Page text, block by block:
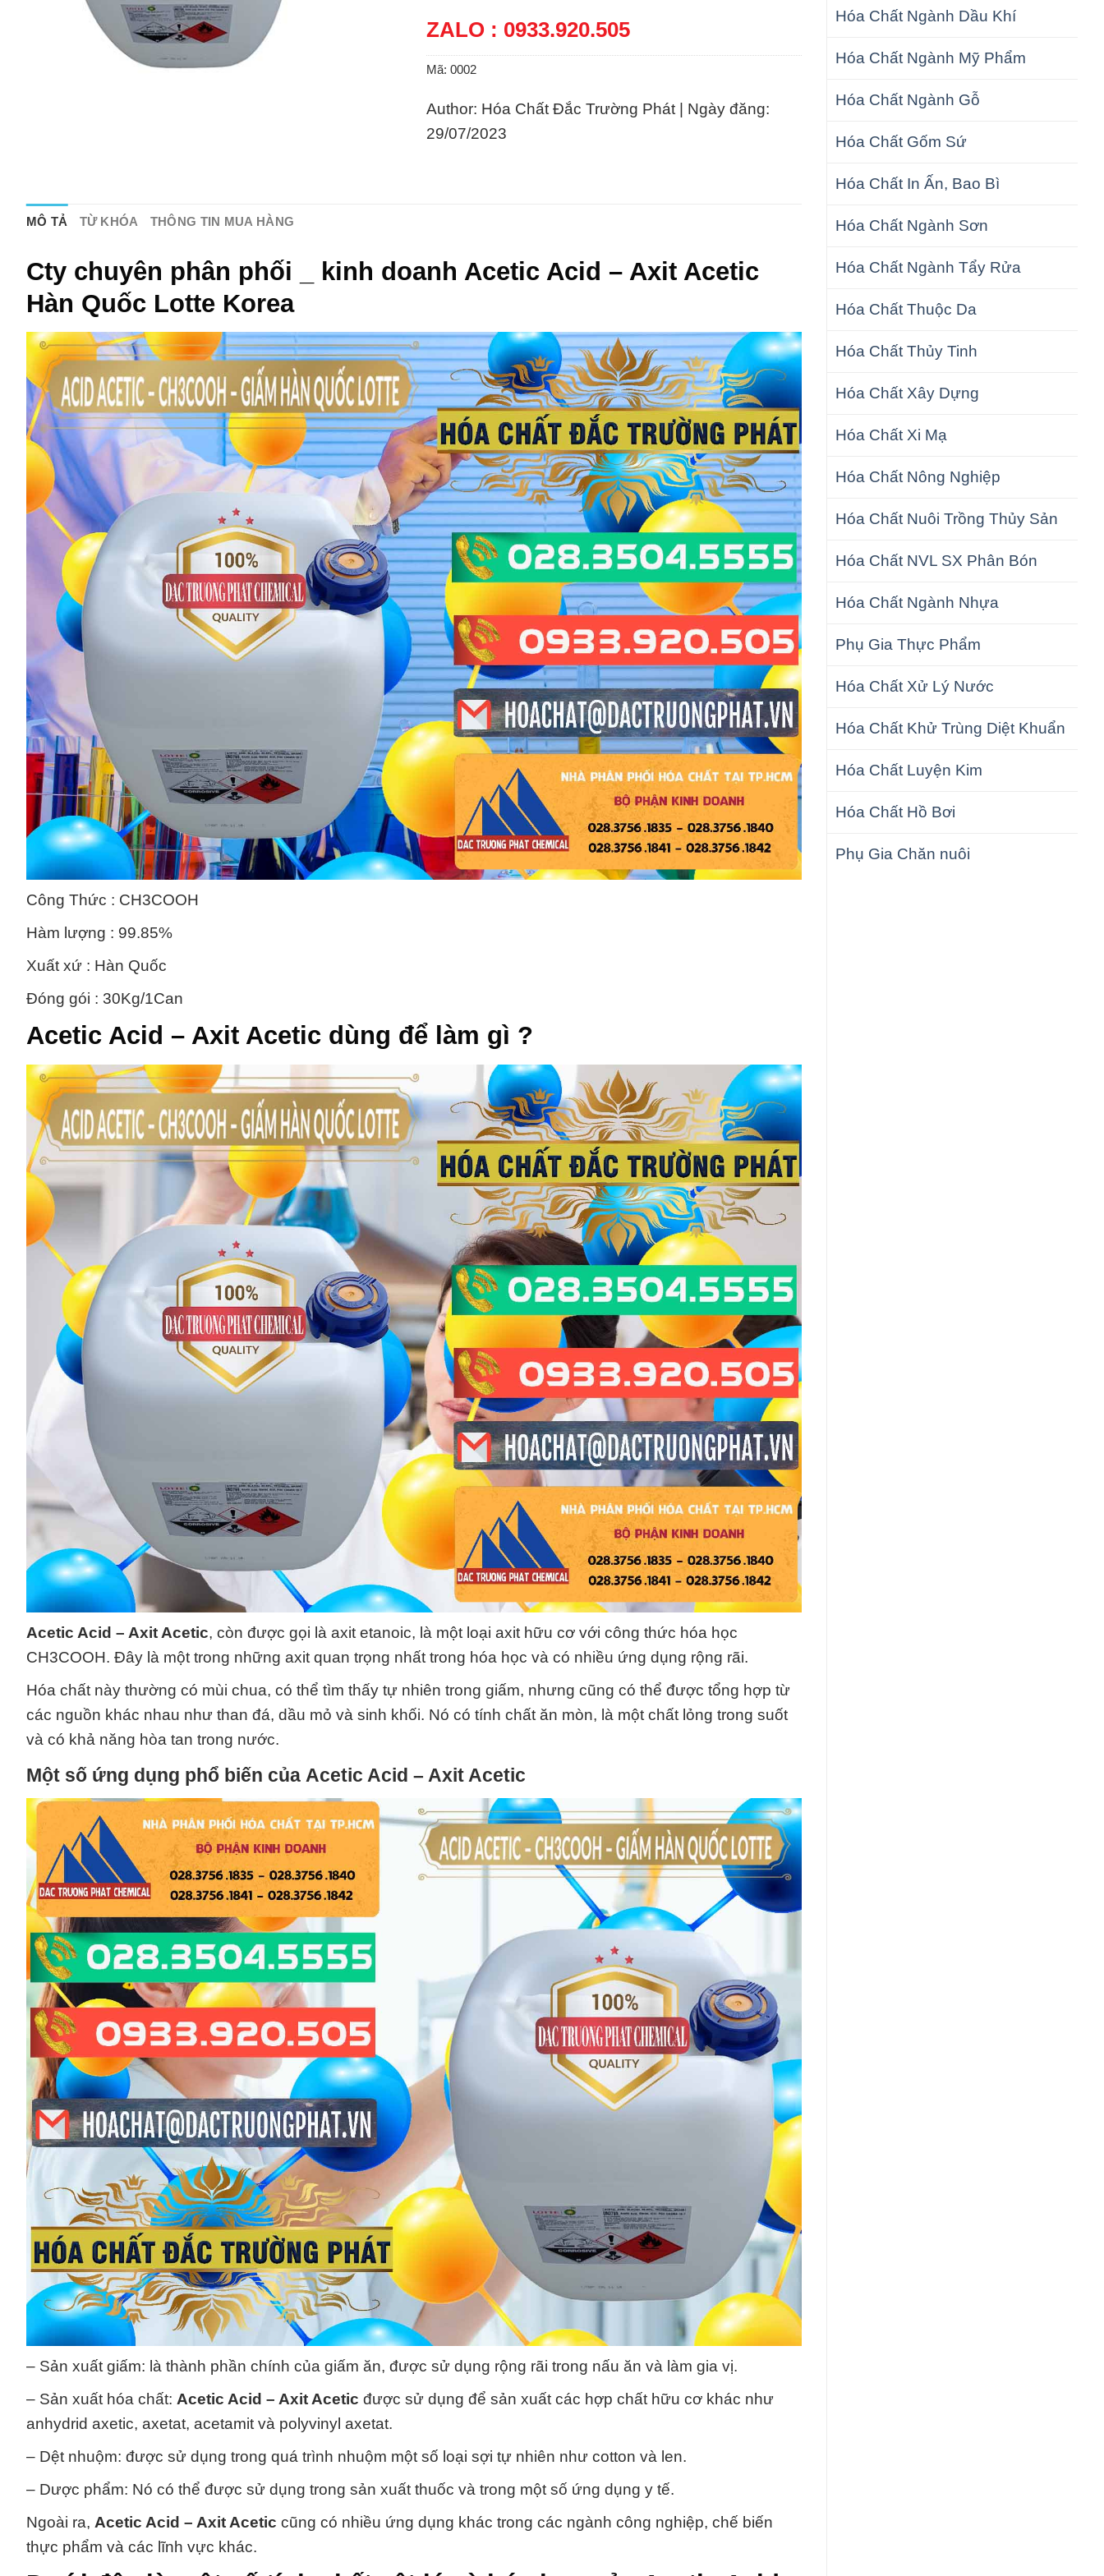
Hóa Chất Ngành Dầu Khí
Hóa Chất Ngành Mỹ Phẩm
Hóa Chất Ngành Gỗ
Hóa Chất Gốm Sứ
Hóa Chất In Ấn, Bao Bì
Hóa Chất Ngành Sơn
Hóa Chất Ngành Tẩy Rửa
Hóa Chất Thuộc Da
Hóa Chất Thủy Tinh
Hóa Chất Xây Dựng
Hóa Chất Xi Mạ
Hóa Chất Nông Nghiệp
Hóa Chất Nuôi Trồng Thủy Sản
Hóa Chất NVL SX Phân Bón
Hóa Chất Ngành Nhựa
Phụ Gia Thực Phẩm
Hóa Chất Xử Lý Nước
Hóa Chất Khử Trùng Diệt Khuẩn
Hóa Chất Luyện Kim
Hóa Chất Hồ Bơi
Phụ Gia Chăn nuôi
ZALO : 0933.920.505
Mã: 0002
Author: Hóa Chất Đắc Trường Phát | Ngày đăng:
29/07/2023
MÔ TẢ TỪ KHÓA THÔNG TIN MUA HÀNG
Cty chuyên phân phối _ kinh doanh Acetic Acid – Axit Acetic
Hàn Quốc Lotte Korea
Công Thức : CH3COOH
Hàm lượng : 99.85%
Xuất xứ : Hàn Quốc
Đóng gói : 30Kg/1Can
Acetic Acid – Axit Acetic dùng để làm gì ?
Acetic Acid – Axit Acetic, còn được gọi là axit etanoic, là một loại axit hữu cơ với công thức hóa học
CH3COOH. Đây là một trong những axit quan trọng nhất trong hóa học và có nhiều ứng dụng rộng rãi.
Hóa chất này thường có mùi chua, có thể tìm thấy tự nhiên trong giấm, nhưng cũng có thể được tổng hợp từ
các nguồn khác nhau như than đá, dầu mỏ và sinh khối. Nó có tính chất ăn mòn, là một chất lỏng trong suốt
và có khả năng hòa tan trong nước.
Một số ứng dụng phổ biến của Acetic Acid – Axit Acetic
– Sản xuất giấm: là thành phần chính của giấm ăn, được sử dụng rộng rãi trong nấu ăn và làm gia vị.
– Sản xuất hóa chất: Acetic Acid – Axit Acetic được sử dụng để sản xuất các hợp chất hữu cơ khác như
anhydrid axetic, axetat, acetamit và polyvinyl axetat.
– Dệt nhuộm: được sử dụng trong quá trình nhuộm một số loại sợi tự nhiên như cotton và len.
– Dược phẩm: Nó có thể được sử dụng trong sản xuất thuốc và trong một số ứng dụng y tế.
Ngoài ra, Acetic Acid – Axit Acetic cũng có nhiều ứng dụng khác trong các ngành công nghiệp, chế biến
thực phẩm và các lĩnh vực khác.